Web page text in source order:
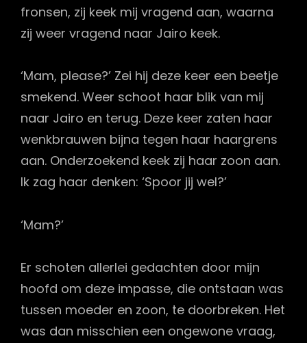
fronsen, zij keek mij vragend aan, waarna
zij weer vragend naar Jairo keek.
‘Mam, please?’ Zei hij deze keer een beetje
smekend. Weer schoot haar blik van mij
naar Jairo en terug. Deze keer zaten haar
wenkbrauwen bijna tegen haar haargrens
aan. Onderzoekend keek zij haar zoon aan.
Ik zag haar denken: ‘Spoor jij wel?’
‘Mam?’
Er schoten allerlei gedachten door mijn
hoofd om deze impasse, die ontstaan was
tussen moeder en zoon, te doorbreken. Het
was dan misschien een ongewone vraag,